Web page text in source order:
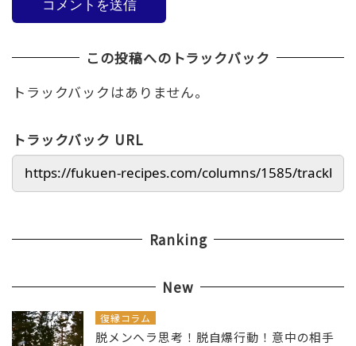
この投稿へのトラックバック
トラックバックはありません。
トラックバック URL
Ranking
New
復縁コラム
脱メンヘラ思考！脱自爆行動！意中の相手